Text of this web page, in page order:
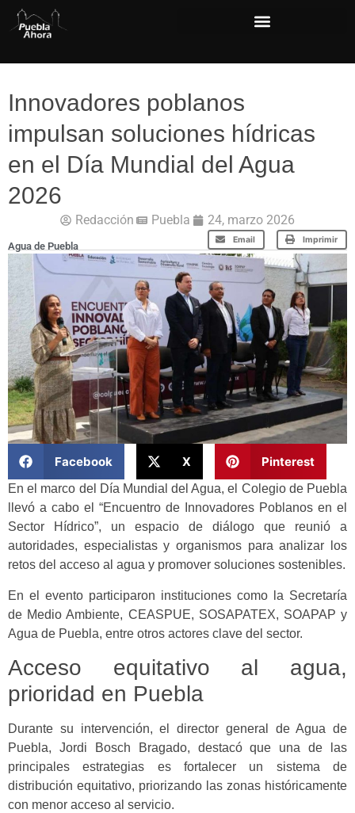
Innovadores poblanos
impulsan soluciones hídricas
en el Día Mundial del Agua
2026
Redacción Puebla 24, marzo 2026
Email Imprimir
Agua de Puebla
Facebook X Pinterest
En el marco del Día Mundial del Agua, el Colegio de Puebla
llevó a cabo el “Encuentro de Innovadores Poblanos en el
Sector Hídrico”, un espacio de diálogo que reunió a
autoridades, especialistas y organismos para analizar los
retos del acceso al agua y promover soluciones sostenibles.
En el evento participaron instituciones como la Secretaría
de Medio Ambiente, CEASPUE, SOSAPATEX, SOAPAP y
Agua de Puebla, entre otros actores clave del sector.
Acceso equitativo al agua,
prioridad en Puebla
Durante su intervención, el director general de Agua de
Puebla, Jordi Bosch Bragado, destacó que una de las
principales estrategias es fortalecer un sistema de
distribución equitativo, priorizando las zonas históricamente
con menor acceso al servicio.